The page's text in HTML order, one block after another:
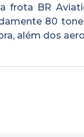
frota BR
80
além dos